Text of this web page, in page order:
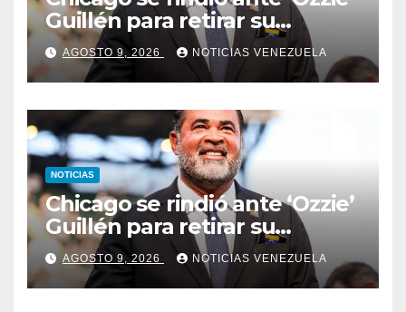
Guillén para retirar su
número
AGOSTO 9, 2026 NOTICIAS VENEZUELA
NOTICIAS
Chicago se rindió ante ‘Ozzie’
Guillén para retirar su
número
AGOSTO 9, 2026 NOTICIAS VENEZUELA